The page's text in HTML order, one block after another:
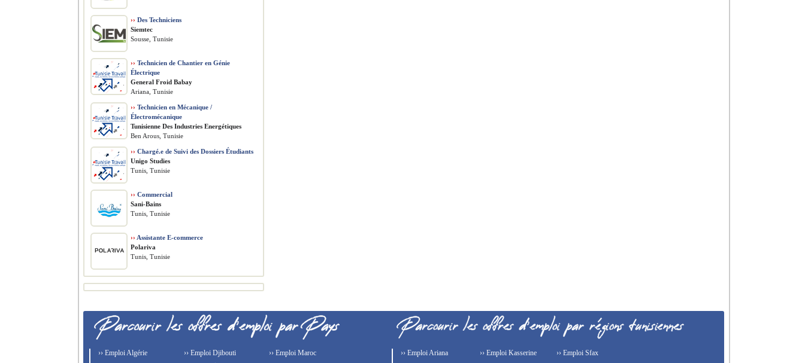
›› Des Techniciens
Siemtec
Sousse, Tunisie
›› Technicien de Chantier en Génie
Électrique
General Froid Babay
Ariana, Tunisie
›› Technicien en Mécanique /
Électromécanique
Tunisienne Des Industries Energétiques
Ben Arous, Tunisie
›› Chargé.e de Suivi des Dossiers Étudiants
Unigo Studies
Tunis, Tunisie
›› Commercial
Sani-Bains
Tunis, Tunisie
›› Assistante E-commerce
Polariva
Tunis, Tunisie
›› Emploi Algérie
›› Emploi Djibouti
›› Emploi Maroc
›› Emploi Ariana
›› Emploi Kasserine
›› Emploi Sfax